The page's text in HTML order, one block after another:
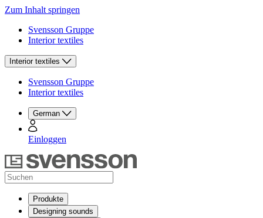
Zum Inhalt springen
Svensson Gruppe
Interior textiles
Interior textiles
Svensson Gruppe
Interior textiles
German
Einloggen
Produkte
Designing sounds